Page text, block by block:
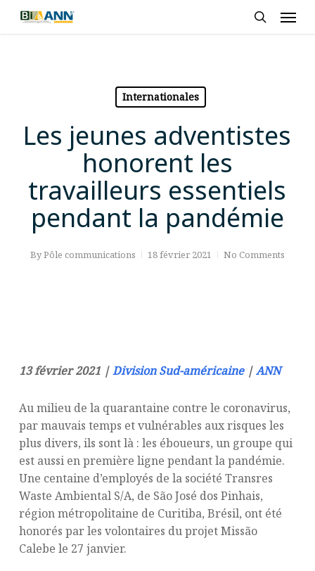
Skip
Internationales
Les jeunes adventistes
honorent les
travailleurs essentiels
pendant la pandémie
ByPôle communications 18 février 2021 No Comments
13 février 2021 |Division Sud-américaine|ANN
Au milieu de la quarantaine contre le coronavirus,
par mauvais temps et vulnérables aux risques les
plus divers, ils sont là : les éboueurs, un groupe qui
est aussi en première ligne pendant la pandémie.
Une centaine d’employés de la société Transres
Waste Ambiental S/A, de São José dos Pinhais,
région métropolitaine de Curitiba, Brésil, ont été
honorés par les volontaires du projet Missão
Calebe le 27 janvier.